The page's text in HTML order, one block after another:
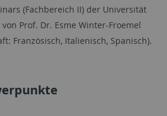
(Fachbereich II) der Universität
Prof. Dr. Esme Winter-Froemel
Französisch, Italienisch, Spanisch).